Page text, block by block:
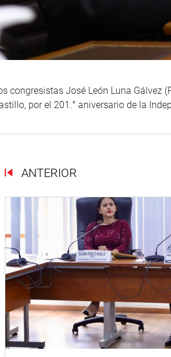
congresistas José León Luna Gálvez
por el 201.° aniversario de la
ANTERIOR